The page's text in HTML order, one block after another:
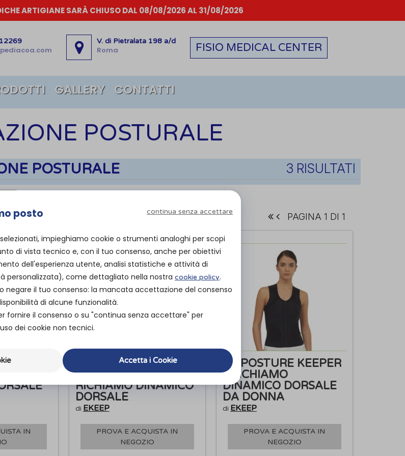
ARTIGIANE SARÀ CHIUSO DAL 08/08/2026 AL 31/08/2026
V. di Pietralata 198 a/d
Roma FISIO MEDICAL CENTER
GALLERY CONTATTI
POSTURALE
POSTURALE 3 RISULTATI
PAGINA 1 DI 1
IN
K1 POSTURE
KEEPER® YOUNG -
RICHIAMO DINAMICO
DORSALE
di EKEEP
PROVA E ACQUISTA IN
NEGOZIO
K1 POSTURE KEEPER
- RICHIAMO
DINAMICO DORSALE
DA DONNA
di EKEEP
PROVA E ACQUISTA IN
NEGOZIO
posto continua senza accettare
impieghiamo cookie o strumenti analoghi per scopi
di vista tecnico e, con il tuo consenso, anche per obiettivi
dell'esperienza utente, analisi statistiche e attività di
personalizzata), come dettagliato nella nostra cookie policy.
negare il tuo consenso: la mancata accettazione del consenso
di alcune funzionalità.
fornire il consenso o su "continua senza accettare" per
dei cookie non tecnici.
Accetta i Cookie